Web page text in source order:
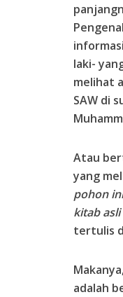
laki-
melihat
SAW di
Atau
yang
pohon
kitab asli
tertulis
adalah